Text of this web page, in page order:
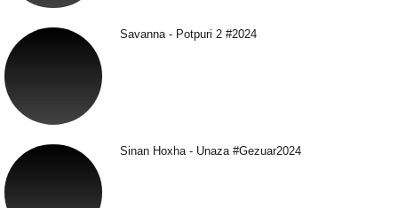
Savanna - Potpuri 2 #2024
Sinan Hoxha - Unaza #Gezuar2024